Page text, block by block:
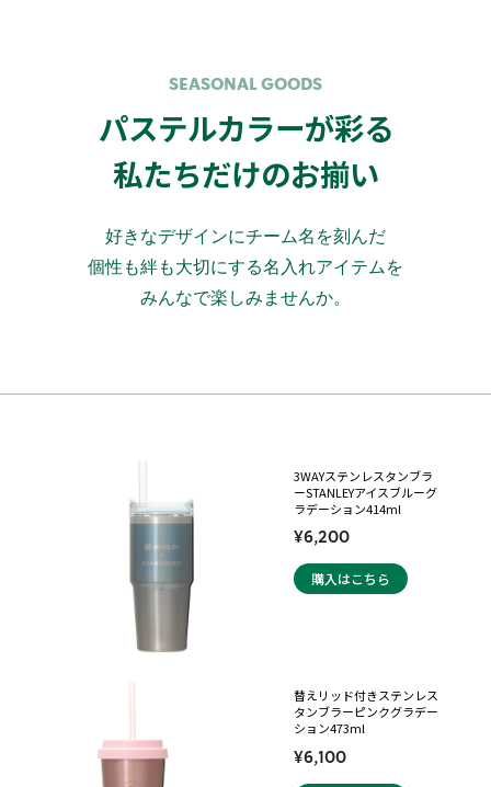
SEASONAL GOODS
パステルカラーが彩る
私たちだけのお揃い
好きなデザインにチーム名を刻んだ
個性も絆も大切にする名入れアイテムを
みんなで楽しみませんか。
3WAYステンレスタンブラ
ーSTANLEYアイスブルーグ
ラデーション414ml
¥6,200
購入はこちら
替えリッド付きステンレス
タンブラーピンクグラデー
ション473ml
¥6,100